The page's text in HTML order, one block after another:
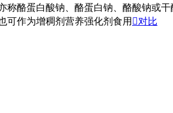
称酪蛋白酸钠、酪蛋白钠、酪酸钠或
可作为增稠剂营养强化剂食用 对比